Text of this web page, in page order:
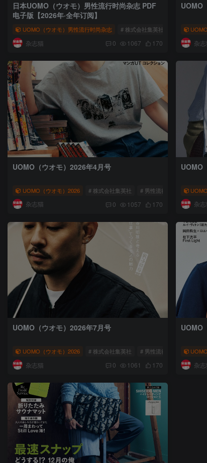
日本UOMO（ウオモ）男性流行时尚杂志 PDF
电子版【2026年·全年订阅】
UOMO（ウオモ）男性流行时尚杂志 # 株式会社集英社 # 男性流行
杂志猫 0 1067 170
UOMO
杂
UOMO（ウオモ）2026年4月号
UOMO（ウオモ）2026 # 株式会社集英社 # 男性流行时尚杂志 #
杂志猫 0 1057 170
UOMO
杂
UOMO（ウオモ）2026年7月号
UOMO（ウオモ）2026 # 株式会社集英社 # 男性流行时尚杂志 #
杂志猫 0 1061 170
UOMO
杂